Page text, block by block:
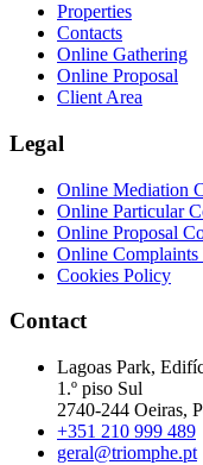
Properties
Contacts
Online Gathering
Online Proposal
Client Area
Legal
Online Mediation
Online Particular
Online Proposal
Online
Cookies Policy
Contact
Lagoas Park,
1.º piso Sul
2740-244 Oeiras,
+351 210 999 489
geral@triomphe.pt